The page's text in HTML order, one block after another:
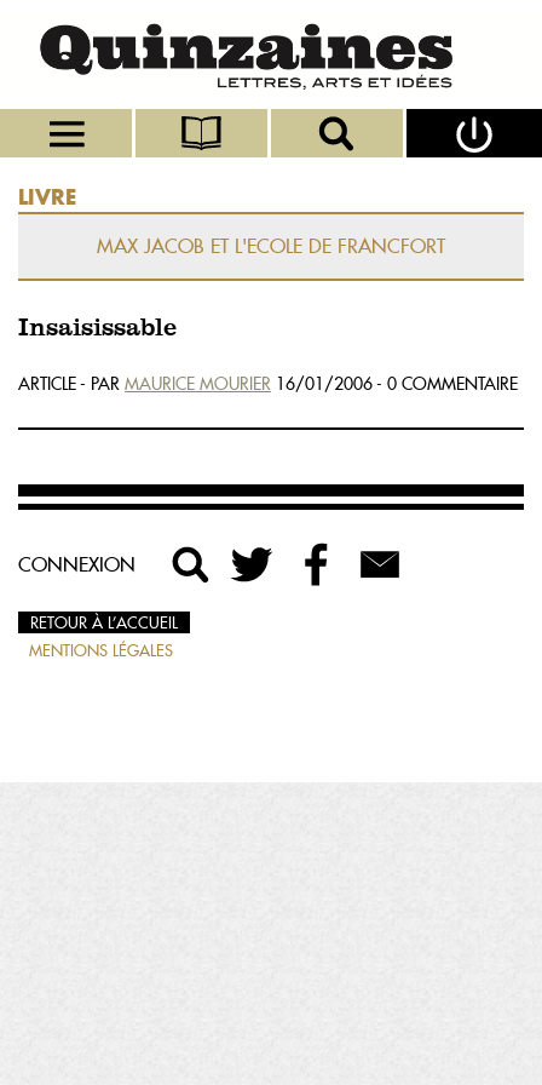
LIVRE
MAX JACOB ET L'ECOLE DE FRANCFORT
Insaisissable
ARTICLE - PAR MAURICE MOURIER 16/01/2006 - 0 COMMENTAIRE
CONNEXION
RETOUR À L’ACCUEIL
MENTIONS LÉGALES